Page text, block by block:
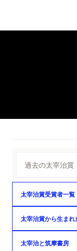
太宰治賞受賞者一覧
太宰治賞から生まれ
太宰治と筑摩書房